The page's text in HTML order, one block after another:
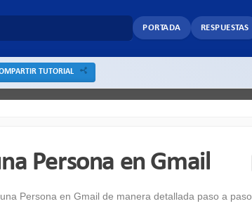
PORTADA RESPUESTAS
TUTORIAL
Persona en Gmail
Persona en Gmail de manera detallada paso a paso.